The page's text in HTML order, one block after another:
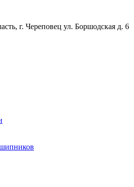
г. Череповец ул. Боршодская д. 6